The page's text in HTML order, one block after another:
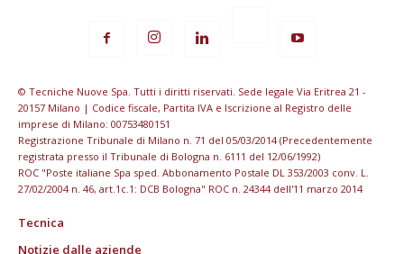
© Tecniche Nuove Spa. Tutti i diritti riservati. Sede legale Via Eritrea 21 -
20157 Milano | Codice fiscale, Partita IVA e Iscrizione al Registro delle
imprese di Milano: 00753480151
Registrazione Tribunale di Milano n. 71 del 05/03/2014 (Precedentemente
registrata presso il Tribunale di Bologna n. 6111 del 12/06/1992)
ROC "Poste italiane Spa sped. Abbonamento Postale DL 353/2003 conv. L.
27/02/2004 n. 46, art.1c.1: DCB Bologna" ROC n. 24344 dell'11 marzo 2014
Tecnica
Notizie dalle aziende